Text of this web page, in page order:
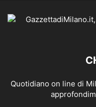
Quotidiano on line di